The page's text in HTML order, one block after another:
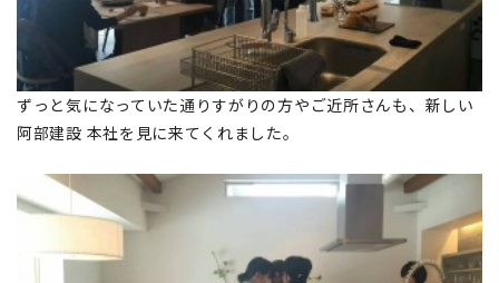
ずっと気になっていた通りすがりの方やご近所さんも、新しい
阿部建設 本社を見に来てくれました。